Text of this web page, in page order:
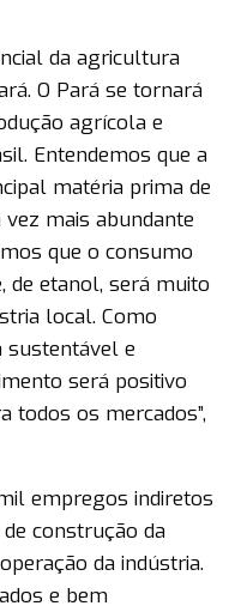
da agricultura
O Pará se tornará
agrícola e
Entendemos que a
matéria prima de
mais abundante
que o consumo
de etanol, será muito
local. Como
sustentável e
será positivo
todos os mercados”,
empregos indiretos
construção da
da indústria.
e bem